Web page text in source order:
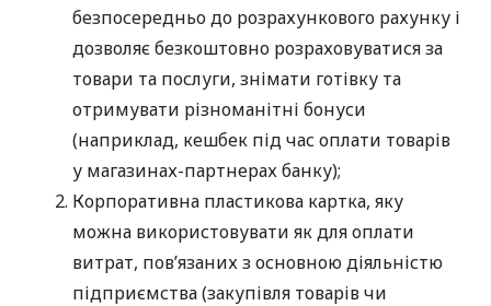
безпосередньо до розрахункового рахунку і
дозволяє безкоштовно розраховуватися за
товари та послуги, знімати готівку та
отримувати різноманітні бонуси
(наприклад, кешбек під час оплати товарів
у магазинах-партнерах банку);
Корпоративна пластикова картка, яку
можна використовувати як для оплати
витрат, пов’язаних з основною діяльністю
підприємства (закупівля товарів чи